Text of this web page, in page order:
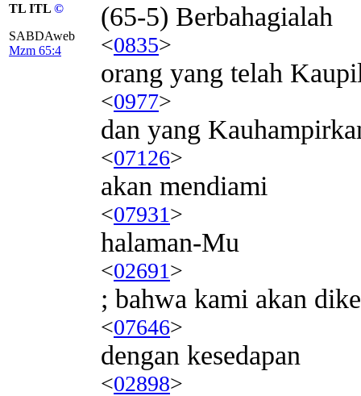
TL ITL ©
SABDAweb
Mzm 65:4
(65-5) Berbahagialah
<0835>
orang yang telah
<0977>
dan yang
<07126>
akan mendiami
<07931>
halaman-Mu
<02691>
; bahwa kami akan
<07646>
dengan kesedapan
<02898>